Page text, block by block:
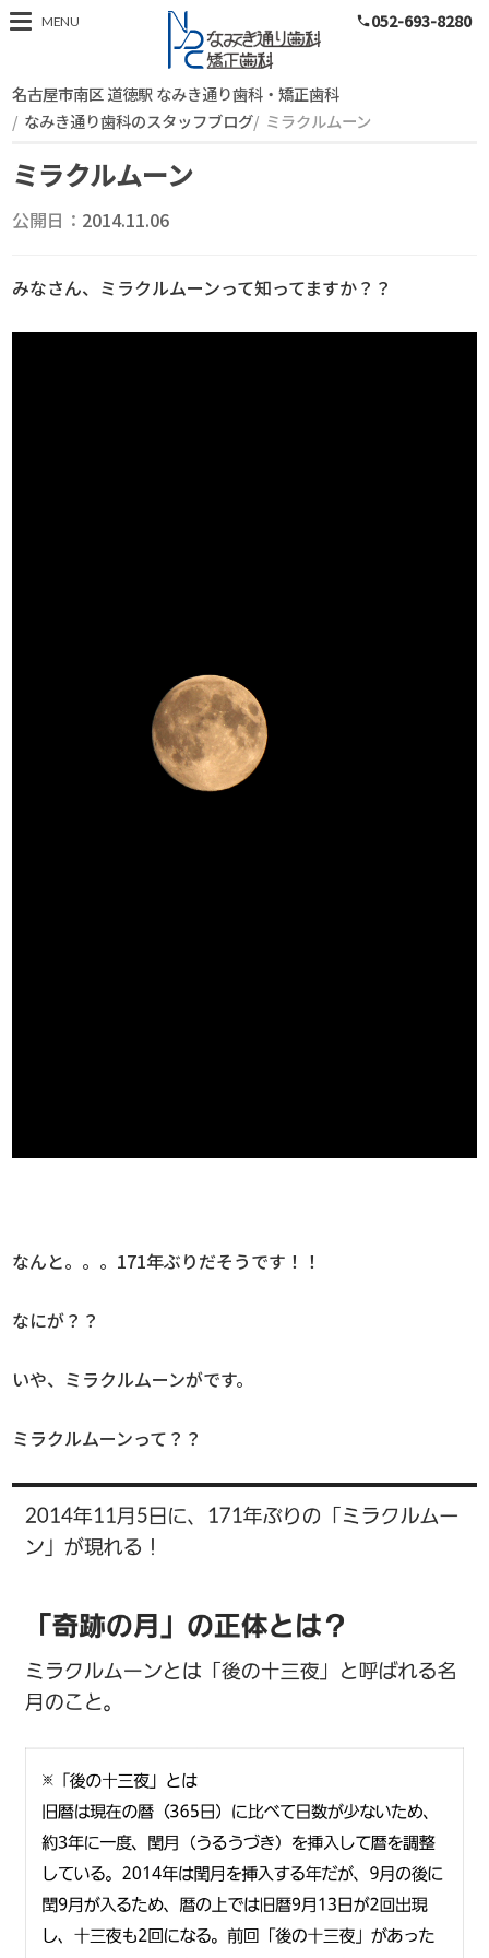
スタッフブログ
MENU phone052-693-8280
名古屋市南区 道徳駅 なみき通り歯科・矯正歯科
なみき通り歯科のスタッフブログ
ミラクルムーン
ミラクルムーン
公開日： 2014.11.06
みなさん、ミラクルムーンって知ってますか？？
なんと。。。171年ぶりだそうです！！
なにが？？
いや、ミラクルムーンがです。
ミラクルムーンって？？